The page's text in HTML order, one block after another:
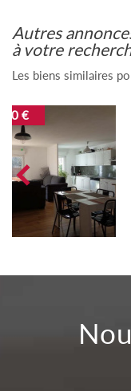
autres annonces immobilières correspondant
à votre
Les biens similaires